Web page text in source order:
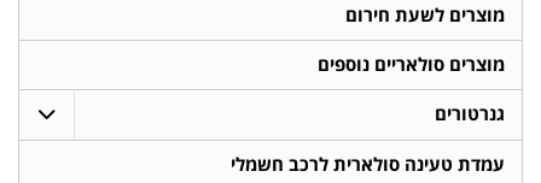
מוצרים לשעת חירום
מוצרים סולאריים נוספים
גנרטורים
עמדת טעינה סולארית לרכב חשמלי